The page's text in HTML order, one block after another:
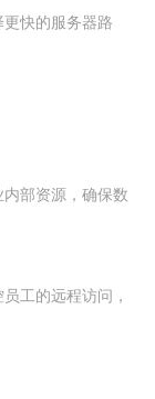
快的服务器路
部资源，确保数
工的远程访问，